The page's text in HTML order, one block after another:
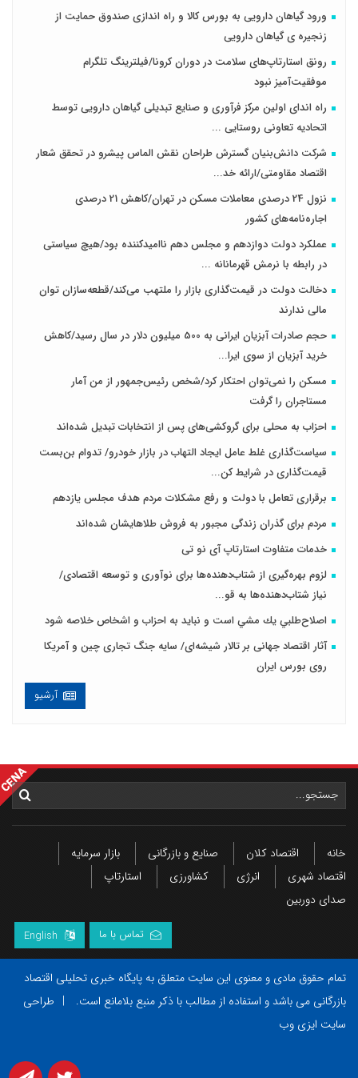
ورود گیاهان دارویی به بورس کالا و راه اندازی صندوق حمایت از
زنجیره ی گیاهان دارویی
رونق استارتاپ‌های سلامت در دوران کرونا/فیلترینگ تلگرام
موفقیت‌آمیز نبود
راه اندای اولین مرکز فرآوری و صنایع تبدیلی گیاهان دارویی توسط
اتحادیه تعاونی روستایی ...
شرکت دانش‌بنیان گسترش طراحان‌‌ ‌نقش‌ الماس پیشرو در تحقق شعار
اقتصاد مقاومتی/ارائه خد...
نزول 24 درصدی معاملات مسکن در تهران/کاهش 21 درصدی
اجاره‌نامه‌های کشور
عملکرد دولت دوازدهم و مجلس دهم ناامیدکننده بود/هیچ سیاستی
در رابطه با نرمش قهرمانانه ...
دخالت دولت در قیمت‌گذاری بازار را ملتهب می‌کند/قطعه‌سازان توان
مالی ندارند
حجم صادرات آبزیان ایرانی به 500 میلیون دلار در سال رسید/کاهش
خرید آبزیان از سوی ایرا...
مسکن را نمی‌توان احتکار کرد/شخص رئیس‌جمهور از من آمار
مستاجران را گرفت
احزاب به محلی برای گروکشی‌های پس از انتخابات تبدیل شده‌اند
سیاست‌گذاری غلط عامل ایجاد التهاب در بازار خودرو/ تدوام بن‌بست
قیمت‌گذاری در شرایط کن...
برقراری تعامل با دولت و رفع مشکلات مردم هدف مجلس‌ یازدهم
مردم برای گذران زندگی مجبور به فروش طلاهایشان شده‌اند
خدمات متفاوت استارتاپ آی نو تی
لزوم بهره‌گیری از شتاب‌دهنده‌ها برای نوآوری و توسعه اقتصادی/
نیاز شتاب‌دهنده‌ها به قو...
اصلاح‌طلبي يك مشي است و نبايد به احزاب و اشخاص خلاصه شود
آثار اقتصاد جهانی بر تالار شیشه‌ای/ سایه جنگ تجاری چین و آمریکا
روی بورس ایران
آرشیو
خانه اقتصاد کلان صنایع و بازرگانی
بازار سرمایه
اقتصاد شهری
انرژی کشاورزی
استارتاپ
صدای دوربین
تماس با ما English
تمام حقوق مادی و معنوی این سایت متعلق به پایگاه خبری تحلیلی اقتصاد
بازرگانی می باشد و استفاده از مطالب با ذکر منبع بلامانع است.
| طراحی
سایت ایزی وب